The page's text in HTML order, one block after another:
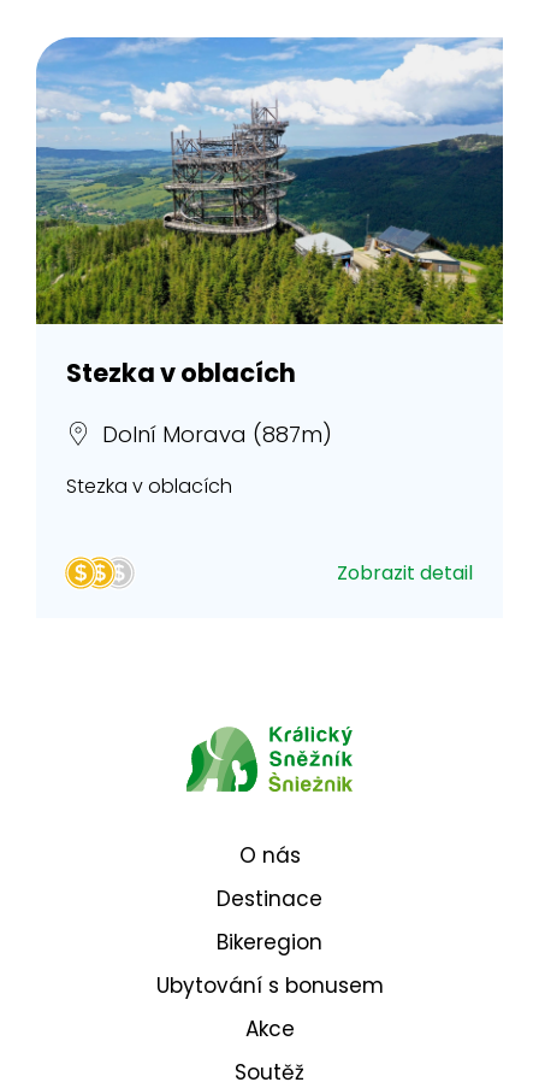
Stezka v oblacích
Dolní Morava (887m)
Stezka v oblacích
Zobrazit detail
O nás
Destinace
Bikeregion
Ubytování s bonusem
Akce
Soutěž